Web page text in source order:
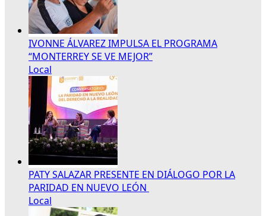
IVONNE ÁLVAREZ IMPULSA EL PROGRAMA
“MONTERREY SE VE MEJOR”
Local
PATY SALAZAR PRESENTE EN DIÁLOGO POR LA
PARIDAD EN NUEVO LEÓN
Local